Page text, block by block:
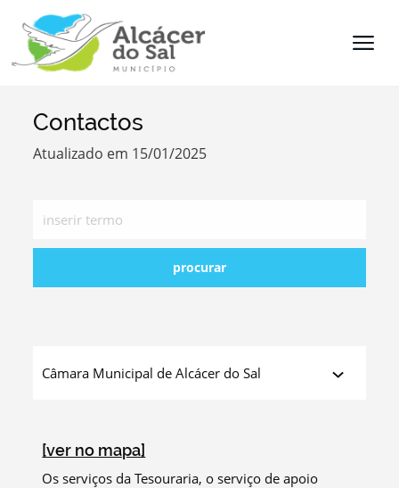
Termo de Pesquisa
Contactos
Atualizado em 15/01/2025
procurar
Câmara Municipal de Alcácer do Sal
[ver no mapa]
Os serviços da Tesouraria, o serviço de apoio